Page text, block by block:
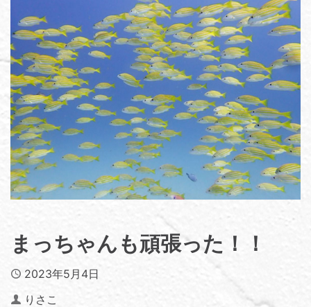
まっちゃんも頑張った！！
Published
2023年5月4日
Author
りさこ